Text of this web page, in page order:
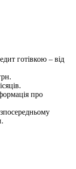
готівкою – від
про